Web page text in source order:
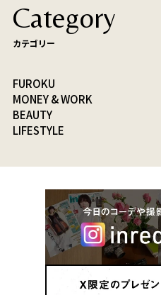
Category
カテゴリー
FUROKU
MONEY & WORK
BEAUTY
LIFESTYLE